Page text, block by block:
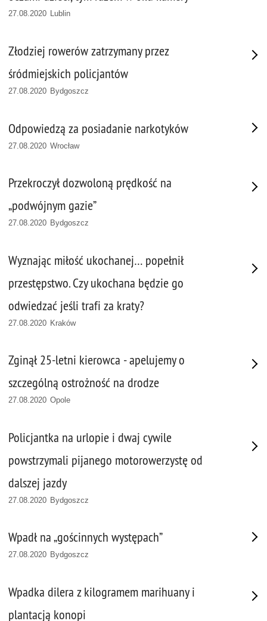
27.08.2020 Lublin
Złodziej rowerów zatrzymany przez
śródmiejskich policjantów
27.08.2020 Bydgoszcz
Odpowiedzą za posiadanie narkotyków
27.08.2020 Wrocław
Przekroczył dozwoloną prędkość na
„podwójnym gazie”
27.08.2020 Bydgoszcz
Wyznając miłość ukochanej… popełnił
przestępstwo. Czy ukochana będzie go
odwiedzać jeśli trafi za kraty?
27.08.2020 Kraków
Zginął 25-letni kierowca - apelujemy o
szczególną ostrożność na drodze
27.08.2020 Opole
Policjantka na urlopie i dwaj cywile
powstrzymali pijanego motorowerzystę od
dalszej jazdy
27.08.2020 Bydgoszcz
Wpadł na „gościnnych występach”
27.08.2020 Bydgoszcz
Wpadka dilera z kilogramem marihuany i
plantacją konopi